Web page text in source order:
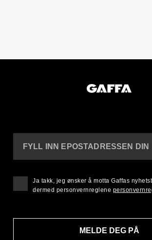
FYLL INN EPOSTADRESSEN DIN
MELDE DEG PÅ
Ja takk, jeg ønsker å motta Gaffas
dermed personvernreglene